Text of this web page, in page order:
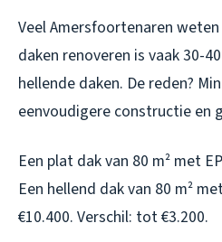
Veel Amersfoortenaren
daken renoveren is vaak 30-
hellende daken. De reden?
eenvoudigere constructie en
Een plat dak van 80 m² met
Een hellend dak van 80 m²
€10.400. Verschil: tot €3.200.